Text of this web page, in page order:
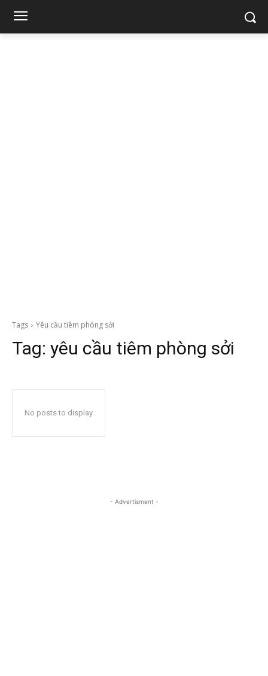
Tags Yêu cầu tiêm phòng sởi
Tag: yêu cầu tiêm phòng sởi
No posts to display
- Advertisment -